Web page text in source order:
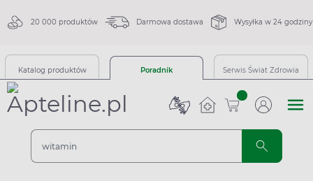
20 000 produktów Darmowa dostawa Wysyłka w 24 godziny
Katalog produktów Poradnik Serwis Świat Zdrowia
sztuk